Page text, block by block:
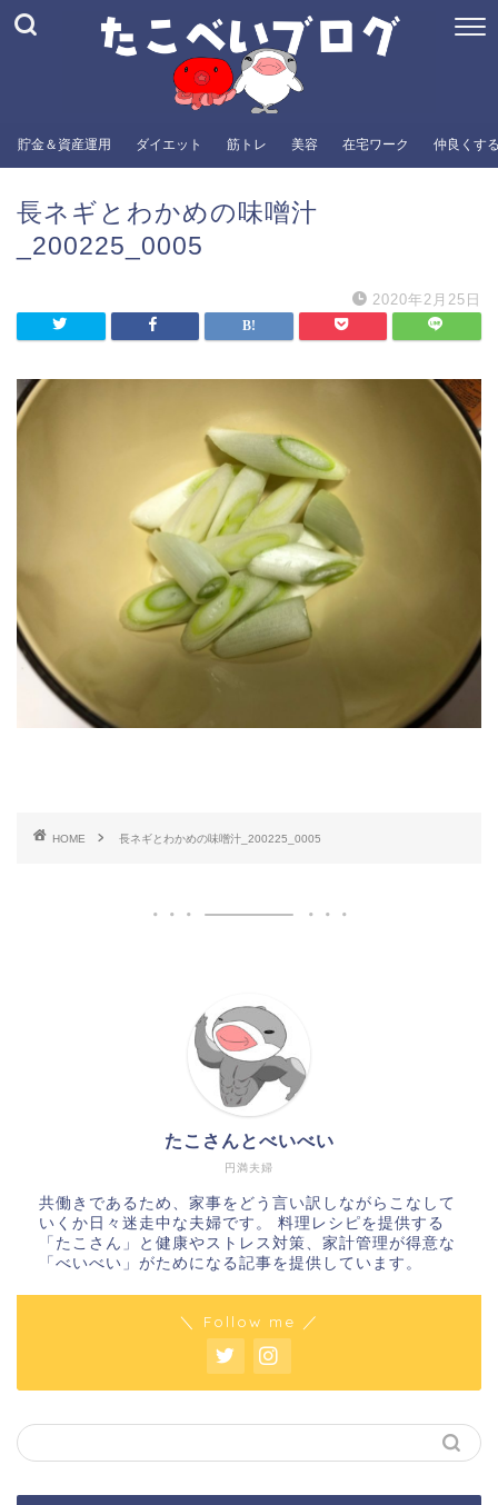
貯金＆資産運用 ダイエット 筋トレ 美容 在宅ワーク 仲良くす
長ネギとわかめの味噌汁
_200225_0005
2020年2月25日
HOME 長ネギとわかめの味噌汁_200225_0005
円満夫婦
たこさんとべいべい
共働きであるため、家事をどう言い訳しながらこなして
いくか日々迷走中な夫婦です。 料理レシピを提供する
「たこさん」と健康やストレス対策、家計管理が得意な
「べいべい」がためになる記事を提供しています。
＼ Follow me ／